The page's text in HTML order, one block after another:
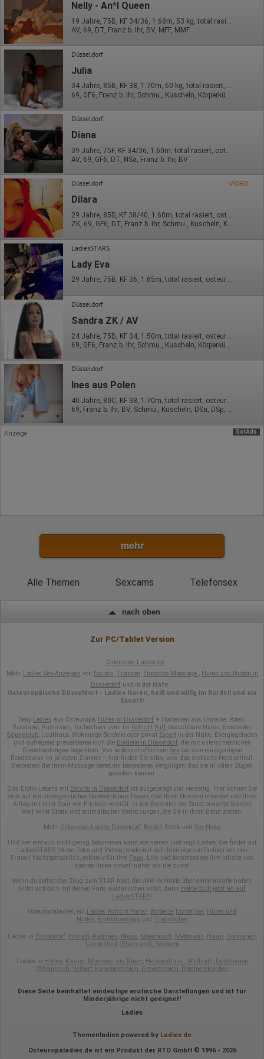
Google innerhalb von Mitgliedstaaten der Europäischen Union
oder in anderen Vertragsstaaten des Abkommens über den
Europäischen Wirtschaftsraum gekürzt, dies bedeutet, dass alle
Daten anonym erhoben werden. Nur in Ausnahmefällen wird die
volle IP-Adresse an einen Server von Google in den USA
übertragen und dort gekürzt. Die von dem Browser des Nutzers
übermittelte IP-Adresse wird nicht mit anderen Daten von Google
zusammengeführt.
Erhobene Informationen zum Besucherverhalten sind folgende:
Herkunft (Land und Stadt)
Sprache
Betriebssystem
Gerät (PC, Tablet-PC oder Smartphone)
Browser und alle verwendeten Add-ons
Auflösung des Computers
Besucherquelle (Facebook, Suchmaschine oder
verweisende Webseite)
Welche Dateien wurden heruntergeladen?
Welche Videos angeschaut?
Wurden Werbebanner angeklickt?
Wohin ging der Besucher? Klickte er auf weitere Seiten des
Portals oder hat er sie komplett verlassen?
Wie lange blieb der Besucher?
Ort der Verarbeitung:
Europäische Union & USA
Hotjar
Wir nutzen Hotjar als Webanalysedient. Es wird verwendet, um
Daten über das Benutzerverhalten zu sammeln. Hotjar kann
auch im Rahmen von Umfragen und Feedbackfunktionen, die
auf unserer Website eingebunden sind, von Ihnen bereitgestellte
Informationen verarbeiten.
Herausgeber:
Hotjar Limited, Malta
Erhobene Daten:
Datum und Uhrzeit des Besuchs
Gerätetyp
Geografischer Standort
IP-Adresse
Mausbewegungen
Antworten auf Umfragen
Ort der Verarbeitung:
Rechtliche Grundlage der Verarbeitung
Nelly - An*l Queen
19 Jahre, 75B, KF 34/36, 1.68m, 53 kg, total rasiert, osteuropäisch
AV, 69, DT, Franz b. Ihr, BV, MFF, MMF
Düsseldorf
Julia
34 Jahre, 85B, KF 38, 1.70m, 60 kg, total rasiert, osteuropäisch
Düsseldorf
Diana
AV, 69, GF6, DT, NSa, Franz b. Ihr, BV
Düsseldorf VIDEO
Dilara
29 Jahre, 85D, KF 38/40, 1.60m, total rasiert, osteuropäisch
ZK, 69, GF6, DT, Franz b. Ihr, Schmu., Kuscheln, Körperküs.
LadiesSTARS
Lady Eva
29 Jahre, 75B, KF 36, 1.65m, total rasiert, osteuropäisch
Düsseldorf
Sandra ZK / AV
69, GF6, Franz b. Ihr, Schmu., Kuscheln, Körperküs., EL, LS
Düsseldorf
Ines aus Polen
40 Jahre, 80C, KF 38, 1.70m, total rasiert, osteuropäisch
69, Franz b. Ihr, BV, Schmu., Kuscheln, DSa, DSp, KBa
SolAds
Anzeige
mehr
Alle Themen Sexcams Telefonsex
nach oben
Zur PC/Tablet Version
Osteuropa Ladies.de
Mehr Ladies Sex-Anzeigen von Escorts, Transen, Erotische Massage , Huren und Nutten in
Düsseldorf und in der Nähe
Osteuropäische Düsseldorf - Ladies Huren, heiß und willig im Bordell und als
Escort!
Sexy Ladies aus Osteuropa, Huren in Düsseldorf + Hostessen aus Ukraine, Polen,
Russland, Rumänien, Tschechien uvm. Im Rotlicht Puff besuchbare Huren, Eroscenter,
Saunaclub, Laufhaus, Wohnungs Bordelle oder privat Escortin der Nähe. Energiegeladen
und aufregend präsentieren sich die Bordelle in Düsseldorf, die mit unterschiedlichen
Dienstleistungen begeistern. Von leidenschaftlichem Sexbis zum einzigartigen
Rendezvous im privaten Zimmer – hier finden Sie alles, was das erotische Herz erfreut.
Besonders die Intim-Massage bietet ein besonderes Vergnügen, das sie in vollen Zügen
genießen können.
Das Erotik-Lebens mit Escorts in Düsseldorf ist ausgeprägt und vielseitig. Hier können Sie
sich auf ein unvergessliches Sinneserlebnis freuen, das Ihren Horizont erweitert und Ihren
Alltag mit einer Spur von Prickeln versüßt. In den Bordellen der Stadt erwartet Sie eine
Welt voller Erotik und animalischer Verlockungen, die Sie in ihren Bann ziehen.
Mehr Osteuropa-Ladies Düsseldorf Bordell Erotik und Sex-News
Und wer einfach nicht genug bekommen kann von seinen Lieblings-Ladies, der findet auf
LadiesSTARS intime Fotos und Videos, moderiert auf ihren eigenen Profilen von den
Frauen höchstpersönlich, exklusiv für ihre Fans. Like und kommentiere ihre Inhalte und
komme ihnen virtuell näher als nie zuvor!
Wenn du selbst das Zeug zum STAR hast, die volle Kontrolle über deine Inhalte haben
willst und dich mit deinen Fans austauschen willst, dann melde dich jetzt an auf
LadiesSTARS!
Osteuropaladies, ein Ladies Rotlicht Portal Bordelle, Escort Sex, Huren und
Nutten, Erotikmassageund Transladies
Ladies in Düsseldorf, Erkrath, Ratingen, Neuss, Meerbusch, Mettmann, Haan, Dormagen,
Langenfeld (Rheinland), Solingen
Ladies in Hilden, Kaarst, Monheim am Rhein, Heiligenhaus , Wülfrath, Leichlingen
(Rheinland), Velbert, Korschenbroich, Grevenbroich, Rommerskirchen
Diese Seite beinhaltet eindeutige erotische Darstellungen und ist für
Minderjährige nicht geeignet!
Ladies
Themenladies powered by Ladies.de
Osteuropaladies.de ist ein Produkt der RTO GmbH © 1996 - 2026